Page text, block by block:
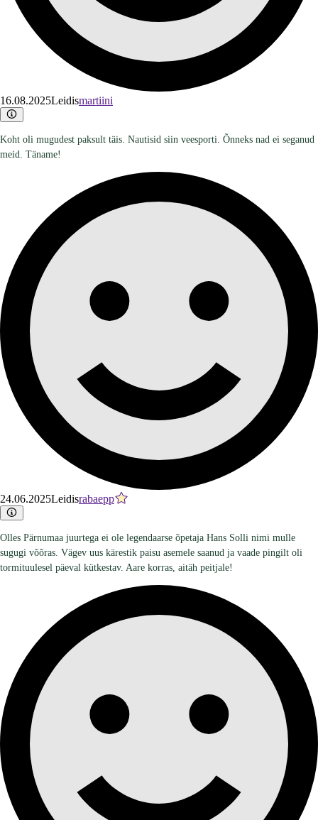
16.08.2025Leidismartiini
Koht oli mugudest paksult täis. Nautisid siin veesporti. Õnneks nad ei seganud
meid. Täname!
24.06.2025Leidisrabaepp
Olles Pärnumaa juurtega ei ole legendaarse õpetaja Hans Solli nimi mulle
sugugi võõras. Vägev uus kärestik paisu asemele saanud ja vaade pingilt oli
tormituulesel päeval kütkestav. Aare korras, aitäh peitjale!